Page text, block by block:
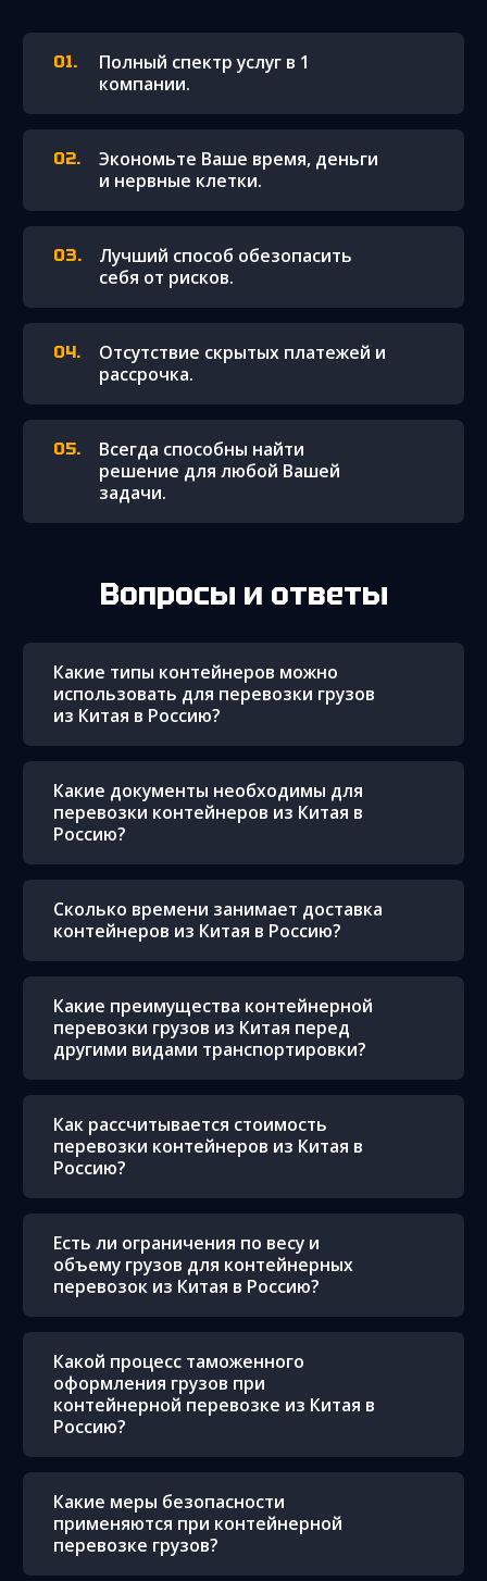
Полный спектр услуг в 1
компании.
Экономьте Ваше время, деньги
и нервные клетки.
Лучший способ обезопасить
себя от рисков.
Отсутствие скрытых платежей и
рассрочка.
Всегда способны найти
решение для любой Вашей
задачи.
Вопросы и ответы
Какие типы контейнеров можно
использовать для перевозки грузов
из Китая в Россию?
Какие документы необходимы для
перевозки контейнеров из Китая в
Россию?
Сколько времени занимает доставка
контейнеров из Китая в Россию?
Какие преимущества контейнерной
перевозки грузов из Китая перед
другими видами транспортировки?
Как рассчитывается стоимость
перевозки контейнеров из Китая в
Россию?
Есть ли ограничения по весу и
объему грузов для контейнерных
перевозок из Китая в Россию?
Какой процесс таможенного
оформления грузов при
контейнерной перевозке из Китая в
Россию?
Какие меры безопасности
применяются при контейнерной
перевозке грузов?